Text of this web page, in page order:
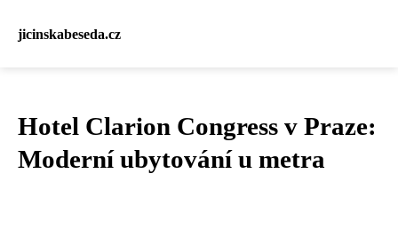
jicinskabeseda.cz
Hotel Clarion Congress v Praze:
Moderní ubytování u metra